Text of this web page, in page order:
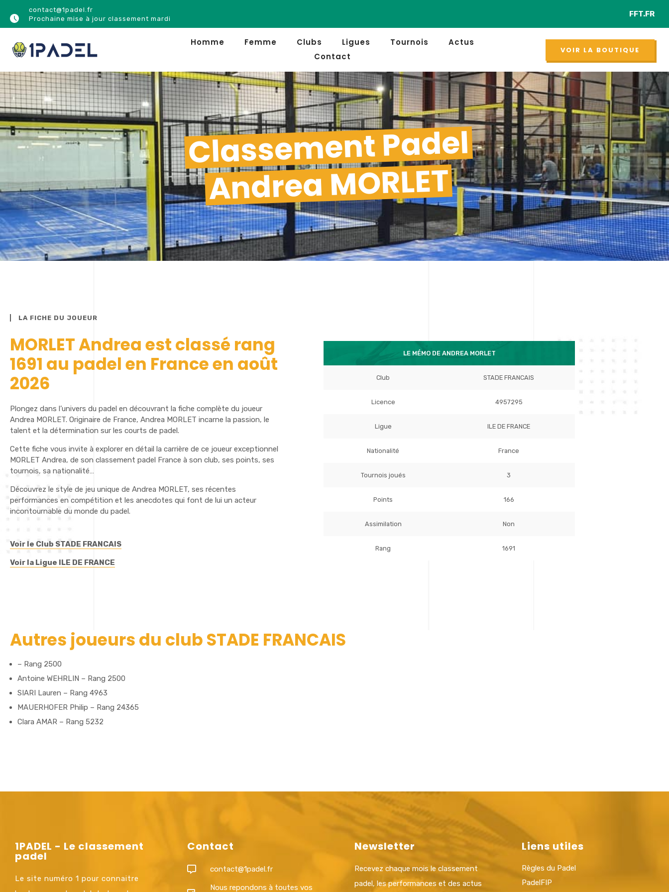
contact@1padel.fr
Prochaine mise à jour classement mardi
NOUVEAUFFT.FR
Homme Femme Clubs Ligues Tournois
Actus
Contact
VOIR LA BOUTIQUE
Classement Padel
Andrea MORLET
LA FICHE DU JOUEUR
MORLET Andrea est classé rang
1691 au padel en France en août
2026
Plongez dans l’univers du padel en découvrant la fiche complète du joueur
Andrea MORLET. Originaire de France, Andrea MORLET incarne la passion, le
talent et la détermination sur les courts de padel.
Cette fiche vous invite à explorer en détail la carrière de ce joueur exceptionnel
MORLET Andrea, de son classement padel France à son club, ses points, ses
tournois, sa nationalité…
Découvrez le style de jeu unique de Andrea MORLET, ses récentes
performances en compétition et les anecdotes qui font de lui un acteur
incontournable du monde du padel.
Voir le Club STADE FRANCAIS
Voir la Ligue ILE DE FRANCE
LE MÉMO DE ANDREA MORLET
Club STADE FRANCAIS
Licence 4957295
Ligue ILE DE FRANCE
Nationalité France
Tournois joués 3
Points 166
Assimilation Non
Rang 1691
Autres joueurs du club STADE FRANCAIS
– Rang 2500
Antoine WEHRLIN – Rang 2500
SIARI Lauren – Rang 4963
MAUERHOFER Philip – Rang 24365
Clara AMAR – Rang 5232
1PADEL - Le classement
padel
Le site numéro 1 pour connaitre
Contact
contact@1padel.fr
Nous repondons à toutes vos
Newsletter
Recevez chaque mois le classement
padel, les performances et des actus
Liens utiles
Règles du Padel
PadelFIP